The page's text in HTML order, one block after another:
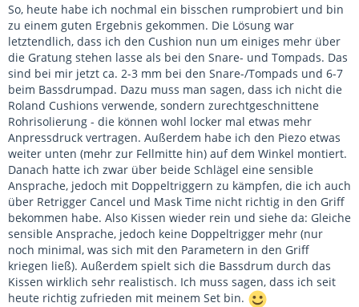
So, heute habe ich nochmal ein bisschen rumprobiert und bin
zu einem guten Ergebnis gekommen. Die Lösung war
letztendlich, dass ich den Cushion nun um einiges mehr über
die Gratung stehen lasse als bei den Snare- und Tompads. Das
sind bei mir jetzt ca. 2-3 mm bei den Snare-/Tompads und 6-7
beim Bassdrumpad. Dazu muss man sagen, dass ich nicht die
Roland Cushions verwende, sondern zurechtgeschnittene
Rohrisolierung - die können wohl locker mal etwas mehr
Anpressdruck vertragen. Außerdem habe ich den Piezo etwas
weiter unten (mehr zur Fellmitte hin) auf dem Winkel montiert.
Danach hatte ich zwar über beide Schlägel eine sensible
Ansprache, jedoch mit Doppeltriggern zu kämpfen, die ich auch
über Retrigger Cancel und Mask Time nicht richtig in den Griff
bekommen habe. Also Kissen wieder rein und siehe da: Gleiche
sensible Ansprache, jedoch keine Doppeltrigger mehr (nur
noch minimal, was sich mit den Parametern in den Griff
kriegen ließ). Außerdem spielt sich die Bassdrum durch das
Kissen wirklich sehr realistisch. Ich muss sagen, dass ich seit
heute richtig zufrieden mit meinem Set bin.